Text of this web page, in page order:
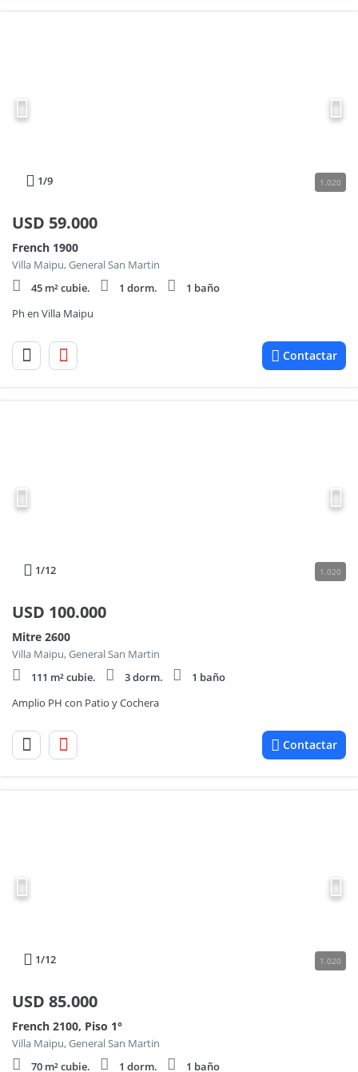
1/9 1.020
USD 59.000
French 1900
Villa Maipu, General San Martin
45 m² cubie.
1 dorm.
1 baño
Ph en Villa Maipu
Contactar
1/12 1.020
USD 100.000
Mitre 2600
Villa Maipu, General San Martin
111 m² cubie.
3 dorm.
1 baño
Amplio PH con Patio y Cochera
Contactar
1/12 1.020
USD 85.000
French 2100, Piso 1°
Villa Maipu, General San Martin
70 m² cubie.
1 dorm.
1 baño